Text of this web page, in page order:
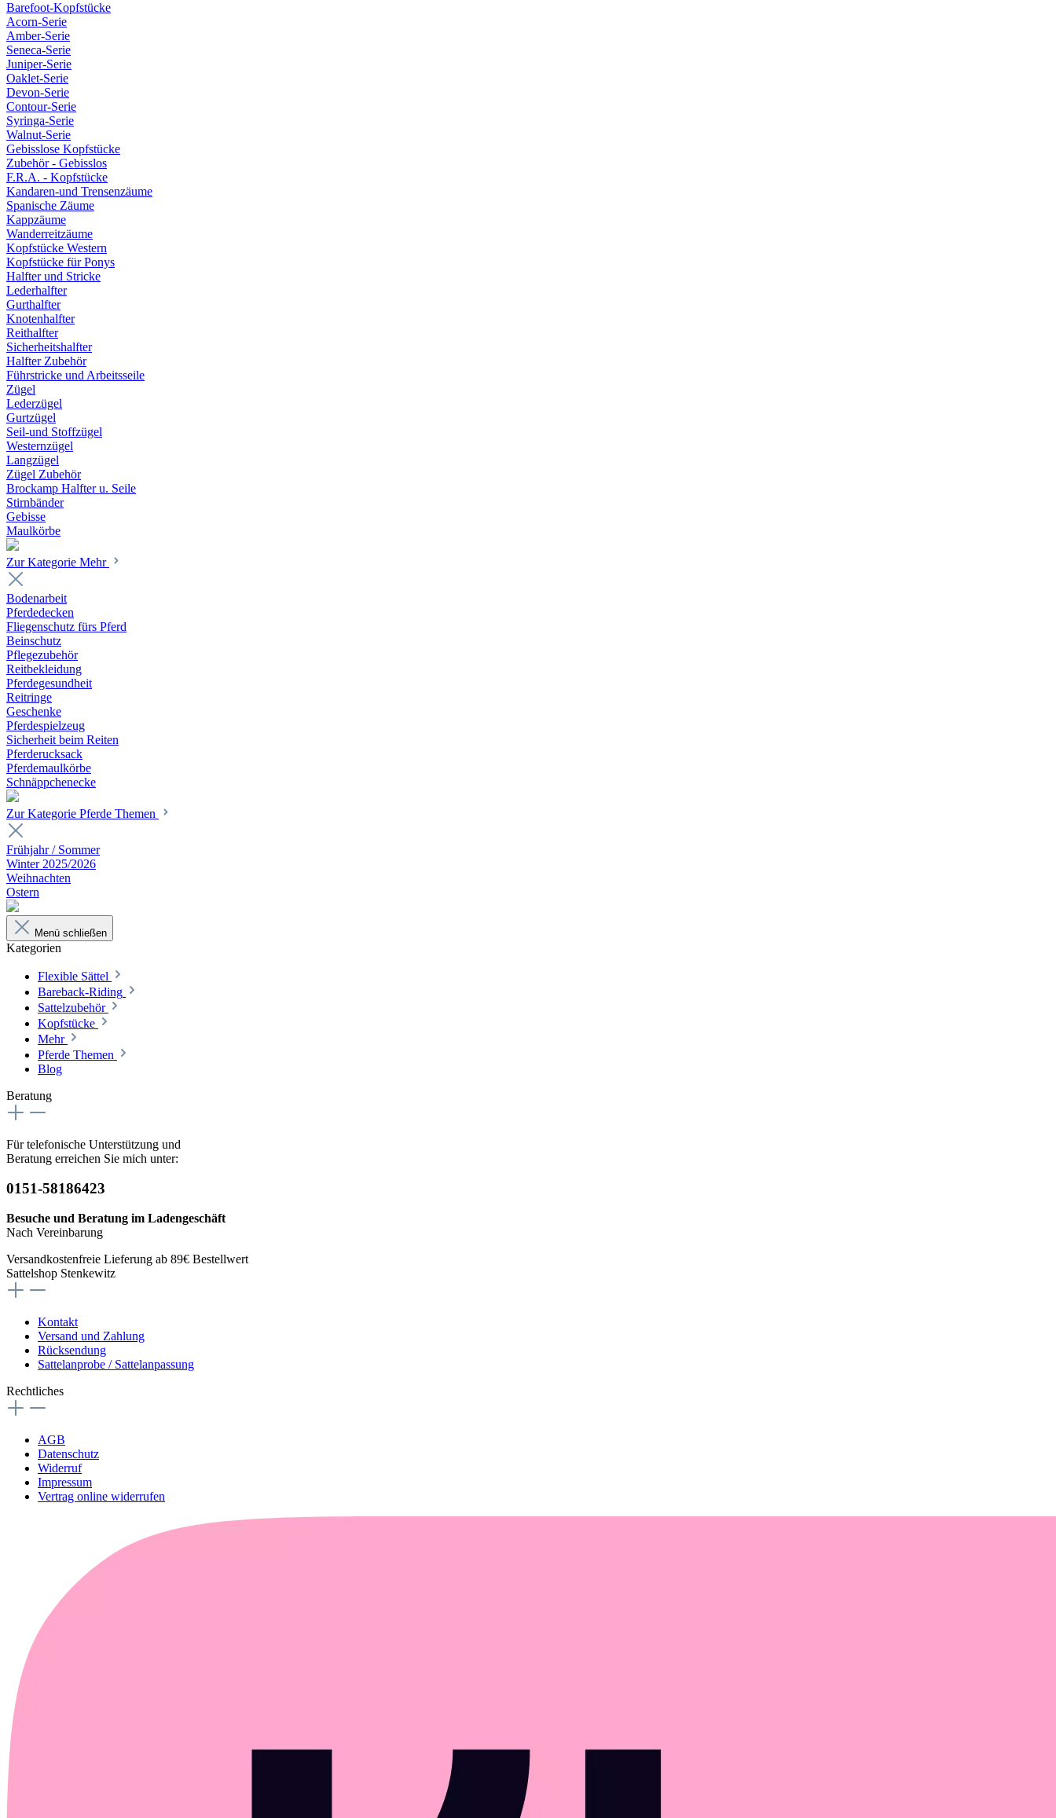
Barefoot-Kopfstücke
Acorn-Serie
Amber-Serie
Seneca-Serie
Juniper-Serie
Oaklet-Serie
Devon-Serie
Contour-Serie
Syringa-Serie
Walnut-Serie
Gebisslose Kopfstücke
Zubehör - Gebisslos
F.R.A. - Kopfstücke
Kandaren-und Trensenzäume
Spanische Zäume
Kappzäume
Wanderreitzäume
Kopfstücke Western
Kopfstücke für Ponys
Halfter und Stricke
Lederhalfter
Gurthalfter
Knotenhalfter
Reithalfter
Sicherheitshalfter
Halfter Zubehör
Führstricke und Arbeitsseile
Zügel
Lederzügel
Gurtzügel
Seil-und Stoffzügel
Westernzügel
Langzügel
Zügel Zubehör
Brockamp Halfter u. Seile
Stirnbänder
Gebisse
Maulkörbe
Zur Kategorie Mehr
Bodenarbeit
Pferdedecken
Fliegenschutz fürs Pferd
Beinschutz
Pflegezubehör
Reitbekleidung
Pferdegesundheit
Reitringe
Geschenke
Pferdespielzeug
Sicherheit beim Reiten
Pferderucksack
Pferdemaulkörbe
Schnäppchenecke
Zur Kategorie Pferde Themen
Frühjahr / Sommer
Winter 2025/2026
Weihnachten
Ostern
Menü schließen
Kategorien
Flexible Sättel
Bareback-Riding
Sattelzubehör
Kopfstücke
Mehr
Pferde Themen
Blog
Beratung
Für telefonische Unterstützung und
Beratung erreichen Sie mich unter:
0151-58186423
Besuche und Beratung im Ladengeschäft
Nach Vereinbarung
Versandkostenfreie Lieferung ab 89€ Bestellwert
Sattelshop Stenkewitz
Kontakt
Versand und Zahlung
Rücksendung
Sattelanprobe / Sattelanpassung
Rechtliches
AGB
Datenschutz
Widerruf
Impressum
Vertrag online widerrufen